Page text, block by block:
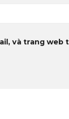
và trang